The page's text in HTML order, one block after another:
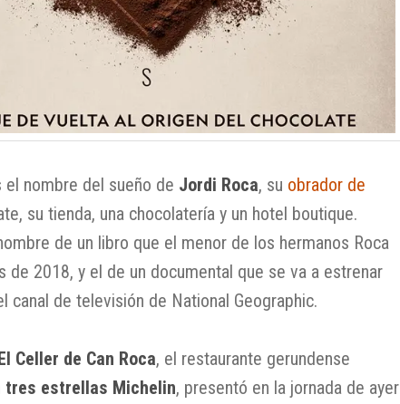
el nombre del sueño de Jordi Roca, su obrador de
su tienda, una chocolatería y un hotel boutique.
de un libro que el menor de los hermanos Roca
de 2018, y el de un documental que se va a estrenar
canal de televisión de National Geographic.
Celler de Can Roca, el restaurante gerundense
tres estrellas Michelin, presentó en la jornada de ayer